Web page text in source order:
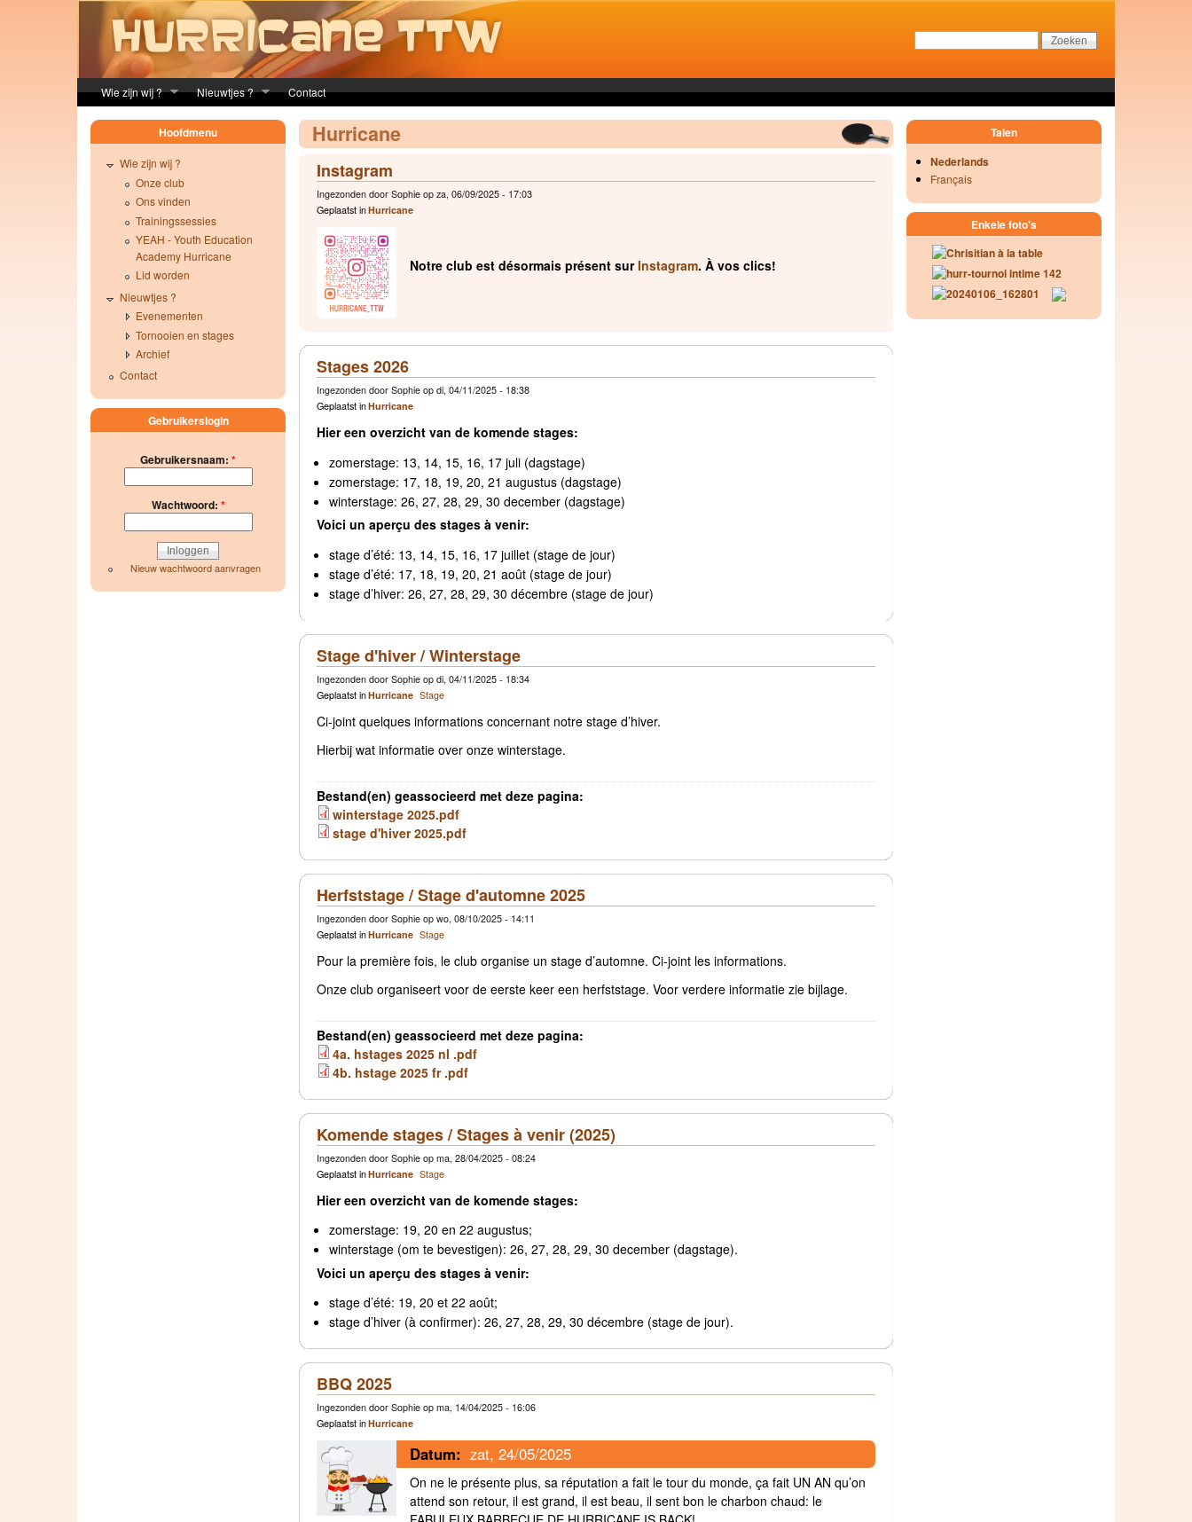
Wie zijn wij ? Nieuwtjes ? Contact
Hurricane
Instagram
Ingezonden door Sophie op za, 06/09/2025 - 17:03
Geplaatst inHurricane
Notre club est désormais présent surInstagram. À vos clics!
Stages 2026
Ingezonden door Sophie op di, 04/11/2025 - 18:38
Geplaatst inHurricane
Hier een overzicht van de komende stages:
zomerstage: 13, 14, 15, 16, 17 juli (dagstage)
zomerstage: 17, 18, 19, 20, 21 augustus (dagstage)
winterstage: 26, 27, 28, 29, 30 december (dagstage)
Voici un aperçu des stages à venir:
stage d’été: 13, 14, 15, 16, 17 juillet (stage de jour)
stage d’été: 17, 18, 19, 20, 21 août (stage de jour)
stage d’hiver: 26, 27, 28, 29, 30 décembre (stage de jour)
Stage d'hiver / Winterstage
Ingezonden door Sophie op di, 04/11/2025 - 18:34
Geplaatst inHurricane Stage
Ci-joint quelques informations concernant notre stage d’hiver.
Hierbij wat informatie over onze winterstage.
Bestand(en) geassocieerd met deze pagina:
winterstage 2025.pdf
stage d'hiver 2025.pdf
Herfststage / Stage d'automne 2025
Ingezonden door Sophie op wo, 08/10/2025 - 14:11
Geplaatst inHurricane Stage
Pour la première fois, le club organise un stage d’automne. Ci-joint les informations.
Onze club organiseert voor de eerste keer een herfststage. Voor verdere informatie zie bijlage.
Bestand(en) geassocieerd met deze pagina:
4a. hstages 2025 nl .pdf
4b. hstage 2025 fr .pdf
Komende stages / Stages à venir (2025)
Ingezonden door Sophie op ma, 28/04/2025 - 08:24
Geplaatst inHurricane Stage
Hier een overzicht van de komende stages:
zomerstage: 19, 20 en 22 augustus;
winterstage (om te bevestigen): 26, 27, 28, 29, 30 december (dagstage).
Voici un aperçu des stages à venir:
stage d’été: 19, 20 et 22 août;
stage d’hiver (à confirmer): 26, 27, 28, 29, 30 décembre (stage de jour).
BBQ 2025
Ingezonden door Sophie op ma, 14/04/2025 - 16:06
Geplaatst inHurricane
Datum: zat, 24/05/2025
On ne le présente plus, sa réputation a fait le tour du monde, ça fait UN AN qu’on
attend son retour, il est grand, il est beau, il sent bon le charbon chaud: le
Hoofdmenu
Wie zijn wij ?
Onze club
Ons vinden
Trainingssessies
YEAH - Youth Education
Academy Hurricane
Lid worden
Nieuwtjes ?
Evenementen
Tornooien en stages
Archief
Contact
Gebruikerslogin
Gebruikersnaam:*
Wachtwoord: *
Nieuw wachtwoord aanvragen
Talen
Nederlands
Français
Enkele foto's